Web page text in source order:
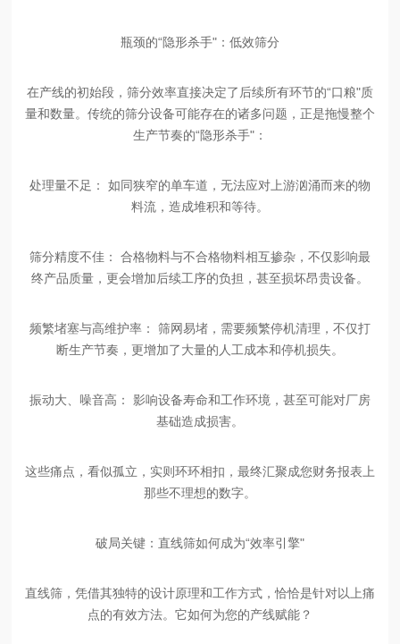
瓶颈的“隐形杀手"：低效筛分
在产线的初始段，筛分效率直接决定了后续所有环节的“口粮"质
量和数量。传统的筛分设备可能存在的诸多问题，正是拖慢整个
生产节奏的“隐形杀手"：
处理量不足：
如同狭窄的单车道，无法应对上游汹涌而来的物
料流，造成堆积和等待。
筛分精度不佳：
合格物料与不合格物料相互掺杂，不仅影响最
终产品质量，更会增加后续工序的负担，甚至损坏昂贵设备。
频繁堵塞与高维护率：
筛网易堵，需要频繁停机清理，不仅打
断生产节奏，更增加了大量的人工成本和停机损失。
振动大、噪音高：
影响设备寿命和工作环境，甚至可能对厂房
基础造成损害。
这些痛点，看似孤立，实则环环相扣，最终汇聚成您财务报表上
那些不理想的数字。
破局关键：直线筛如何成为“效率引擎"
直线筛，凭借其独特的设计原理和工作方式，恰恰是针对以上痛
点的有效方法。 它如何为您的产线赋能？